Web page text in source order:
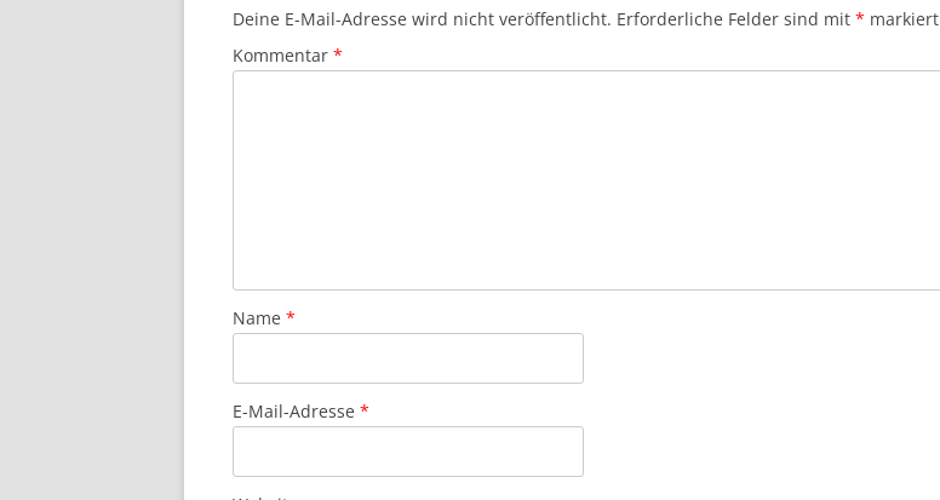
Deine E-Mail-Adresse wird nicht veröffentlicht. Erforderliche Felder sind mit * markiert
Kommentar *
Name *
E-Mail-Adresse *